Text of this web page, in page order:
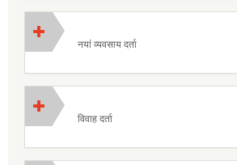
नयां व्यवसाय दर्ता
विवाह दर्ता